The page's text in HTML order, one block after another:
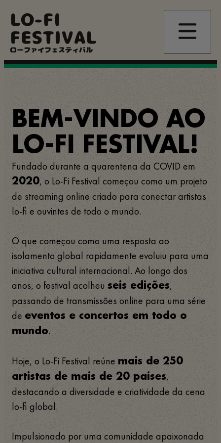
para
conteúdo
principal
LO-FI
FESTIVAL
ローファイフェスティバル
BEM-VINDO AO
LO-FI FESTIVAL!
Fundado durante a quarentena da COVID em
2020, o Lo-Fi Festival começou como um projeto
de streaming online criado para conectar artistas
lo-fi e ouvintes de todo o mundo.
O que começou como uma resposta ao
isolamento global rapidamente evoluiu para uma
iniciativa cultural internacional. Ao longo dos
anos, o festival acolheu seis edições,
passando de transmissões online para uma série
de eventos e concertos em todo o
mundo.
Hoje, o Lo-Fi Festival reúne mais de 250
artistas de mais de 20 países,
destacando a diversidade e criatividade da cena
lo-fi global.
Impulsionado por uma comunidade apaixonada